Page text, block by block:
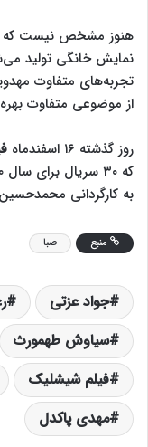
هنوز مشخص نیست که
نمایش خانگی تولید
تجربه‌های متفاوت
از موضوعی متفاوت
روز گذشته ۱۶ اسفندماه
به کارگردانی
منبع صبا
جواد عزتی
سیاوش طهمورث
فیلم شیشلیک
مهدی پاکدل